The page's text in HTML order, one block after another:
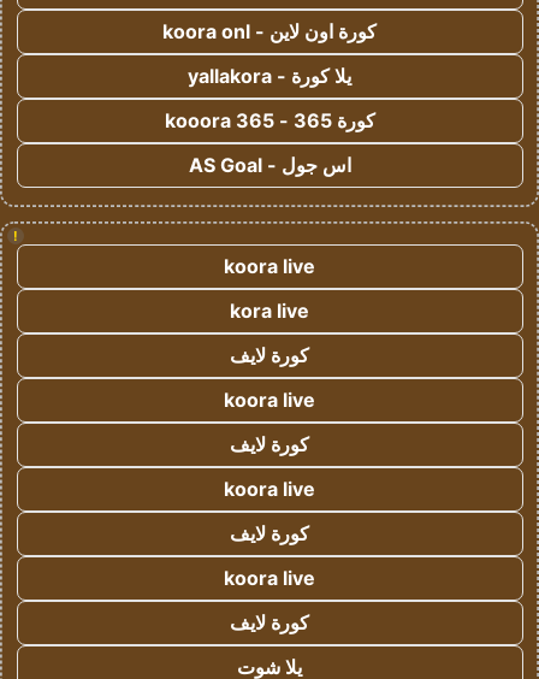
كورة اون لاين - koora onl
يلا كورة - yallakora
كورة 365 - kooora 365
اس جول - AS Goal
!
koora live
kora live
كورة لايف
koora live
كورة لايف
koora live
كورة لايف
koora live
كورة لايف
يلا شوت